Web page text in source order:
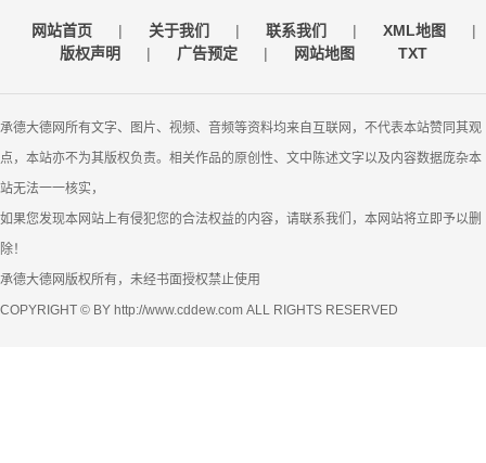
网站首页 | 关于我们 | 联系我们 | XML地图
|
版权声明
| 广告预定 | 网站地图 TXT
承德大德网所有文字、图片、视频、音频等资料均来自互联网，不代表本站赞同其观
点，本站亦不为其版权负责。相关作品的原创性、文中陈述文字以及内容数据庞杂本
站无法一一核实，
如果您发现本网站上有侵犯您的合法权益的内容，请联系我们，本网站将立即予以删
除！
承德大德网版权所有，未经书面授权禁止使用
COPYRIGHT © BY http://www.cddew.com ALL RIGHTS RESERVED